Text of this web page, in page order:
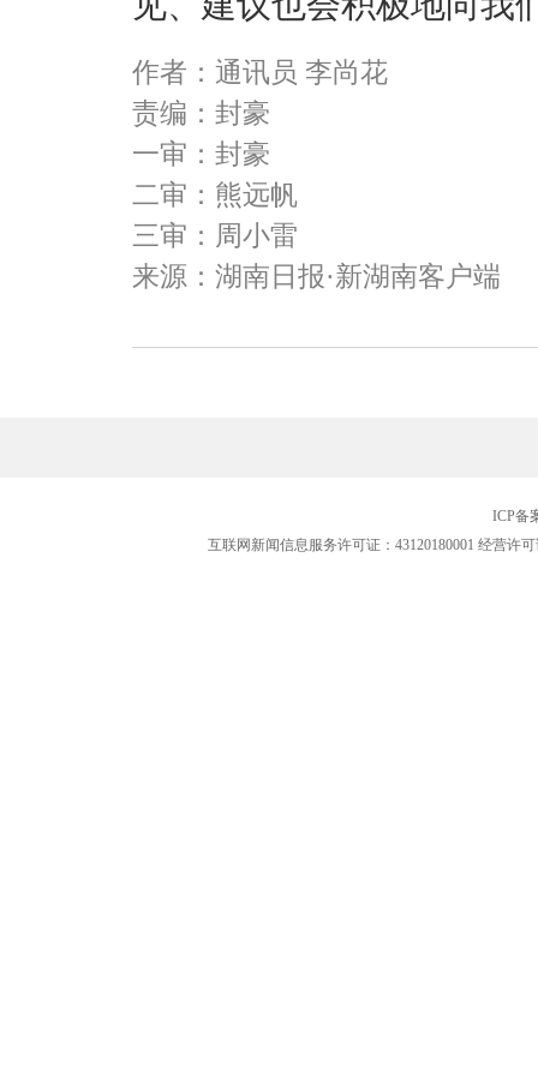
作者：通讯员 李尚花
责编：封豪
一审：封豪
二审：熊远帆
三审：周小雷
来源：湖南日报·新湖南客户端
ICP备
互联网新闻信息服务许可证：43120180001 经营许可